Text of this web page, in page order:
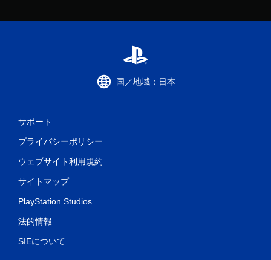
国／地域：日本
サポート
プライバシーポリシー
ウェブサイト利用規約
サイトマップ
PlayStation Studios
法的情報
SIEについて